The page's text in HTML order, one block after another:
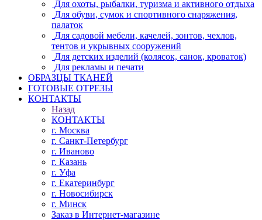
Для охоты, рыбалки, туризма и активного отдыха
Для обуви, сумок и спортивного снаряжения,
палаток
Для садовой мебели, качелей, зонтов, чехлов,
тентов и укрывных сооружений
Для детских изделий (колясок, санок, кроваток)
Для рекламы и печати
ОБРАЗЦЫ ТКАНЕЙ
ГОТОВЫЕ ОТРЕЗЫ
КОНТАКТЫ
Назад
КОНТАКТЫ
г. Москва
г. Санкт-Петербург
г. Иваново
г. Казань
г. Уфа
г. Екатеринбург
г. Новосибирск
г. Минск
Заказ в Интернет-магазине